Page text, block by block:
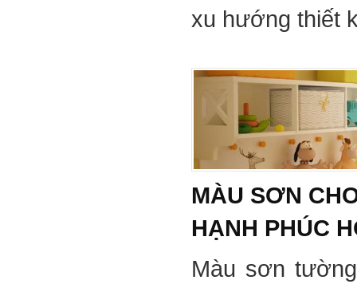
xu hướng thiết
MÀU SƠN
HẠNH PHÚC
Màu sơn